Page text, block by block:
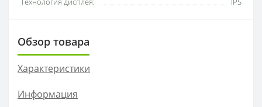
Обзор товара
Характеристики
Информация